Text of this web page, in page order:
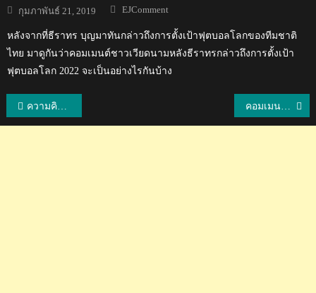
Posted
on
กุมภาพันธ์ 21, 2019 Author
EJComment
หลังจากที่ธีราทร บุญมาทันกล่าวถึงการตั้งเป้าฟุตบอลโลกของทีมชาติ
ไทย มาดูกันว่าคอมเมนต์ชาวเวียดนามหลังธีราทรกล่าวถึงการตั้งเป้า
ฟุตบอลโลก 2022 จะเป็นอย่างไรกันบ้าง
แนะแนว
ความคิดเห็นชาวต่างชาติหลังไทยจะปิดอ่าวมาหยาเพื่อฟื้นฟูธรรมชาติ คอมเมนต์แฟนบอลเมียนมาหลังอ่อง ธู ทำ 2 ประตู 1 แอสซิสต์